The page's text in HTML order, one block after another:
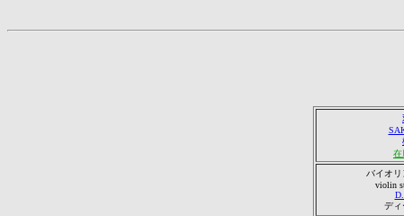
在
バイオ
violin
ディ